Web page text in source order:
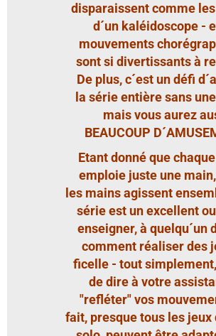
disparaissent comme les
d´un kaléidoscope -
mouvements
sont si divertissants à
De plus, c´est un défi
la série entière sans
mais vous aurez
BEAUCOUP
Etant donné que
emploie juste une
les mains agissent
série est un excellent
enseigner, à quelqu´un
comment réaliser des
ficelle - tout
de dire à votre
"refléter" vos
fait, presque tous les jeux